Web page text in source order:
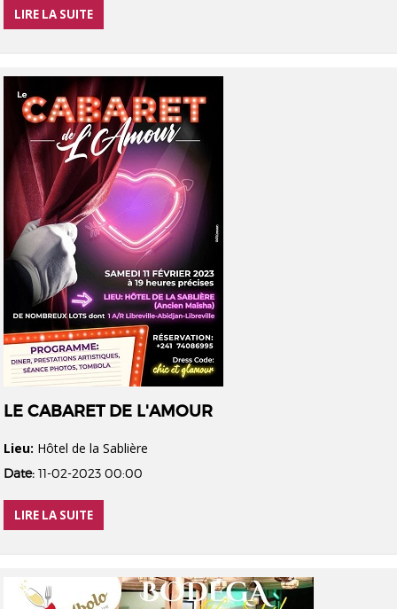
LIRE LA SUITE
LE CABARET DE L'AMOUR
Lieu: Hôtel de la Sablière
Date: 11-02-2023 00:00
LIRE LA SUITE